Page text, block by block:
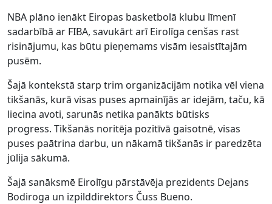
NBA plāno ienākt Eiropas basketbolā klubu līmenī
sadarbībā ar FIBA, savukārt arī Eirolīga cenšas rast
risinājumu, kas būtu pieņemams visām iesaistītajām
pusēm.
Šajā kontekstā starp trim organizācijām notika vēl viena
tikšanās, kurā visas puses apmainījās ar idejām, taču, kā
liecina avoti, sarunās netika panākts būtisks
progress. Tikšanās noritēja pozitīvā gaisotnē, visas
puses paātrina darbu, un nākamā tikšanās ir paredzēta
jūlija sākumā.
Šajā sanāksmē Eirolīgu pārstāvēja prezidents Dejans
Bodiroga un izpilddirektors Čuss Bueno.